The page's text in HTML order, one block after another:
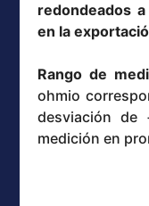
redondeados
en la
Rango de
ohmio
desviación
medición en